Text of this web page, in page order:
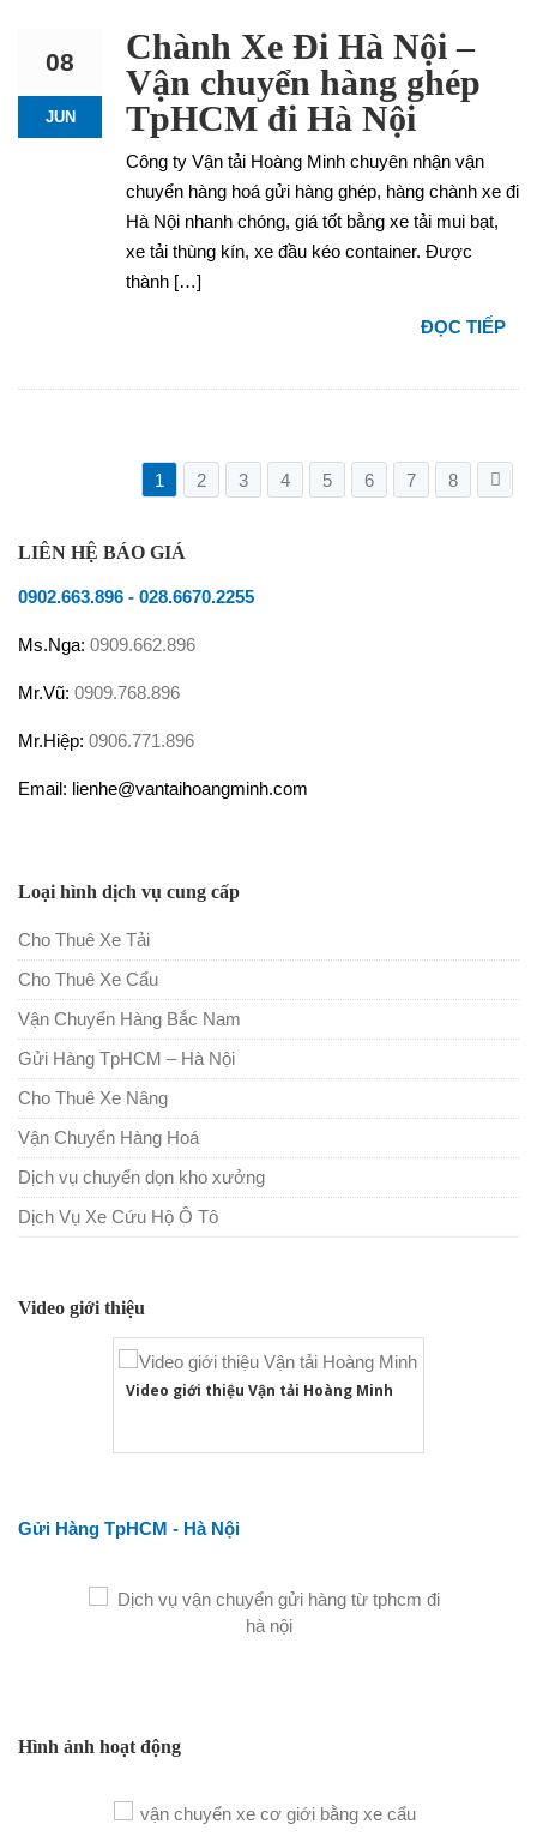
08
JUN
Chành Xe Đi Hà Nội –
Vận chuyển hàng ghép
TpHCM đi Hà Nội
Công ty Vận tải Hoàng Minh chuyên nhận vận
chuyển hàng hoá gửi hàng ghép, hàng chành xe đi
Hà Nội nhanh chóng, giá tốt bằng xe tải mui bạt,
xe tải thùng kín, xe đầu kéo container. Được
thành […]
ĐỌC TIẾP
1 2 3 4 5 6 7 8
LIÊN HỆ BÁO GIÁ
0902.663.896 - 028.6670.2255
Ms.Nga: 0909.662.896
Mr.Vũ: 0909.768.896
Mr.Hiệp: 0906.771.896
Email: lienhe@vantaihoangminh.com
Loại hình dịch vụ cung cấp
Cho Thuê Xe Tải
Cho Thuê Xe Cẩu
Vận Chuyển Hàng Bắc Nam
Gửi Hàng TpHCM – Hà Nội
Cho Thuê Xe Nâng
Vận Chuyển Hàng Hoá
Dịch vụ chuyển dọn kho xưởng
Dịch Vụ Xe Cứu Hộ Ô Tô
Video giới thiệu
Video giới thiệu Vận tải Hoàng Minh
Gửi Hàng TpHCM - Hà Nội
Hình ảnh hoạt động